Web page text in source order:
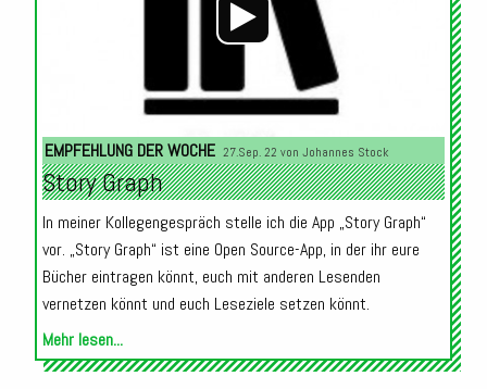
EMPFEHLUNG DER WOCHE 27.Sep. 22 von Johannes Stock
Story Graph
In meiner Kollegengespräch stelle ich die App „Story Graph“
vor. „Story Graph“ ist eine Open Source-App, in der ihr eure
Bücher eintragen könnt, euch mit anderen Lesenden
vernetzen könnt und euch Leseziele setzen könnt.
Mehr lesen...